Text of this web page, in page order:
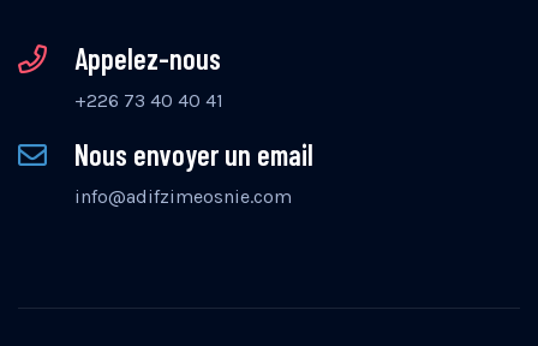
Appelez-nous
+226 73 40 40 41
Nous envoyer un email
info@adifzimeosnie.com